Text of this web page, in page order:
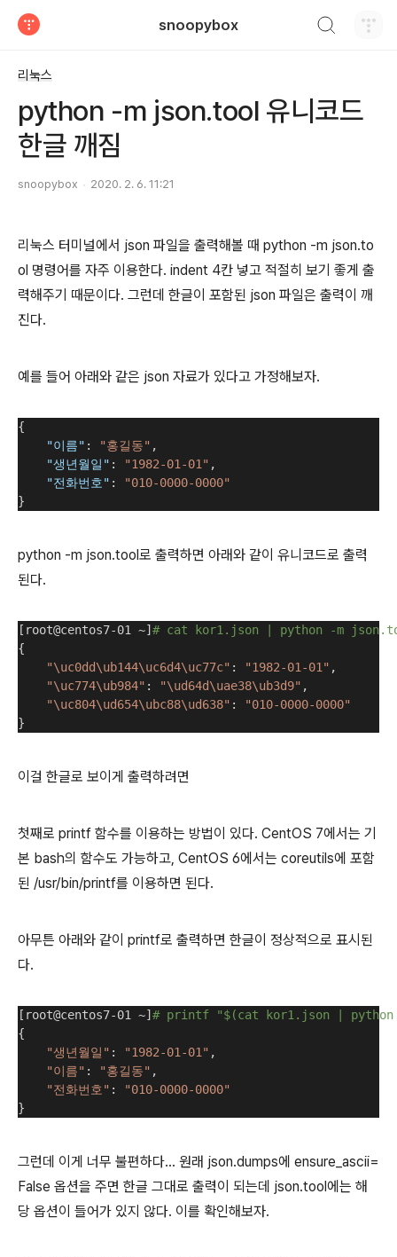
snoopybox
리눅스
python -m json.tool 유니코드
한글 깨짐
snoopybox 2020. 2. 6. 11:21
리눅스 터미널에서 json 파일을 출력해볼 때 python -m json.to
ol 명령어를 자주 이용한다. indent 4칸 넣고 적절히 보기 좋게 출
력해주기 때문이다. 그런데 한글이 포함된 json 파일은 출력이 깨
진다.
예를 들어 아래와 같은 json 자료가 있다고 가정해보자.
{
"이름" : "홍길동" ,
"생년월일" : "1982-01-01" ,
"전화번호" :
"010-0000-0000"
}
python -m json.tool로 출력하면 아래와 같이 유니코드로 출력
된다.
[root@centos7-01 ~] # cat kor1.json | python -m
{
"\uc0dd\ub144\uc6d4\uc77c" : "1982-01-01" ,
"\uc774\ub984" : "\ud64d\uae38\ub3d9" ,
"\uc804\ud654\ubc88\ud638" :
"010-0000-0000"
}
이걸 한글로 보이게 출력하려면
첫째로 printf 함수를 이용하는 방법이 있다. CentOS 7에서는 기
본 bash의 함수도 가능하고, CentOS 6에서는 coreutils에 포함
된 /usr/bin/printf를 이용하면 된다.
아무튼 아래와 같이 printf로 출력하면 한글이 정상적으로 표시된
다.
[root@centos7-01 ~] # printf "$(cat kor1.json |
{
"생년월일" : "1982-01-01" ,
"이름" : "홍길동" ,
"전화번호" :
"010-0000-0000"
}
그런데 이게 너무 불편하다... 원래 json.dumps에 ensure_ascii=
False 옵션을 주면 한글 그대로 출력이 되는데 json.tool에는 해
당 옵션이 들어가 있지 않다. 이를 확인해보자.